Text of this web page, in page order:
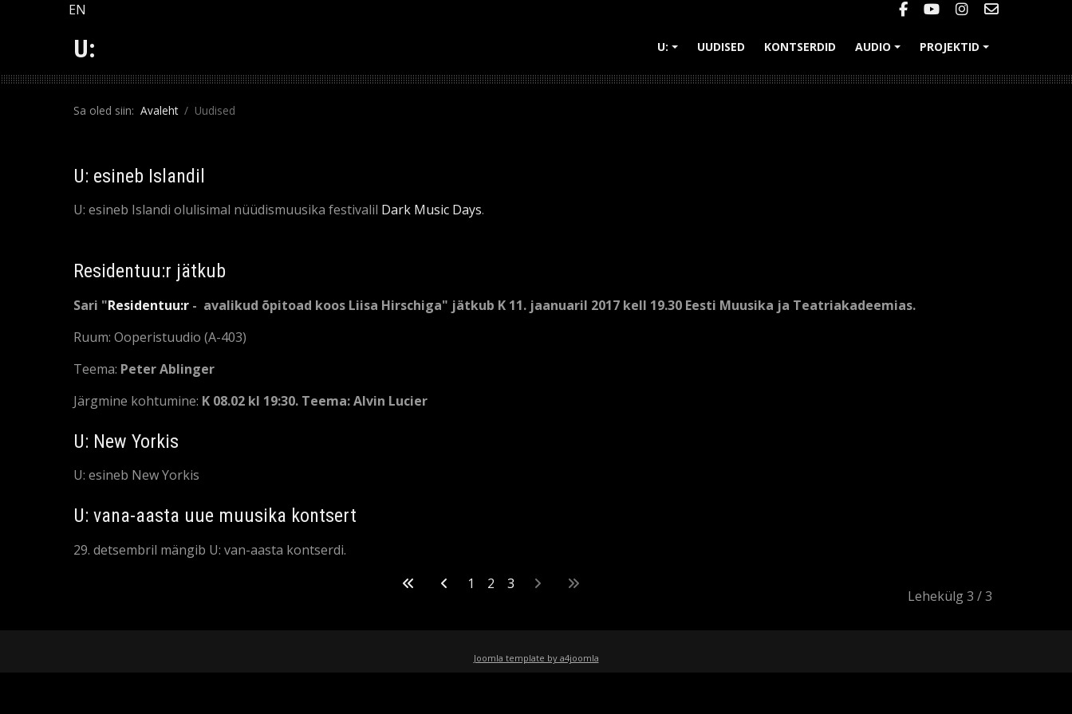
Vali keel
EN
U: U: UUDISED
KONTSERDID
AUDIO
PROJEKTID
Sa oled siin: Avaleht Uudised
U: esineb Islandil
U: esineb Islandi olulisimal nüüdismuusika festivalil Dark Music Days.
Residentuu:r jätkub
Sari "Residentuu:r - avalikud õpitoad koos Liisa Hirschiga" jätkub K 11. jaanuaril 2017 kell 19.30 Eesti Muusika ja Teatriakadeemias.
Ruum: Ooperistuudio (A-403)
Teema: Peter Ablinger
Järgmine kohtumine: K 08.02 kl 19:30. Teema: Alvin Lucier
U: New Yorkis
U: esineb New Yorkis
U: vana-aasta uue muusika kontsert
29. detsembril mängib U: van-aasta kontserdi.
Lehekülg 3 / 3
1 2 3
Joomla template by a4joomla